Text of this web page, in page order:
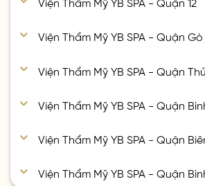
Viện Thẩm Mỹ YB SPA - Quận
Viện Thẩm Mỹ YB SPA - Quận
Viện Thẩm Mỹ YB SPA - Quận
Viện Thẩm Mỹ YB SPA - Quận
Viện Thẩm Mỹ YB SPA - Quận